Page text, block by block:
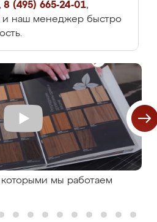
, 8 (495) 665-24-01,
и наш менеджер быстро
мы работаем